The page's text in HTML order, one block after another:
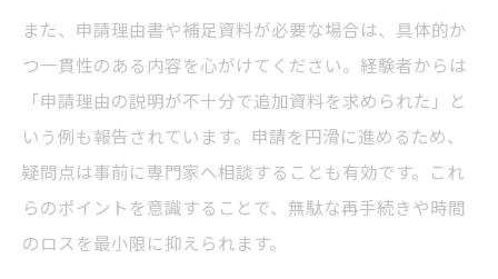
また、申請理由書や補足資料が必要な場合は、具体的か
つ一貫性のある内容を心がけてください。経験者からは
「申請理由の説明が不十分で追加資料を求められた」と
いう例も報告されています。申請を円滑に進めるため、
疑問点は事前に専門家へ相談することも有効です。これ
らのポイントを意識することで、無駄な再手続きや時間
のロスを最小限に抑えられます。